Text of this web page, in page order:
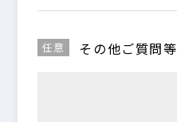
任意 その他ご質問等